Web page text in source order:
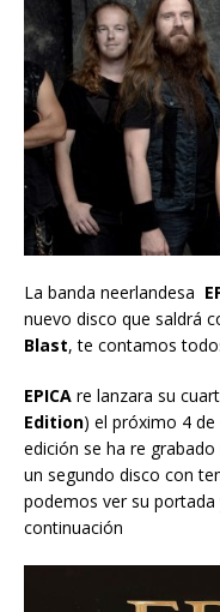
La banda neerlandesa
nuevo disco que saldrá
Blast, te contamos
EPICA re lanzara su
Edition) el próximo 4
edición se ha re
un segundo disco con
podemos ver su
continuación